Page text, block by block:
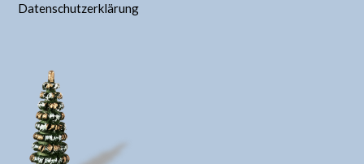
Datenschutzerklärung